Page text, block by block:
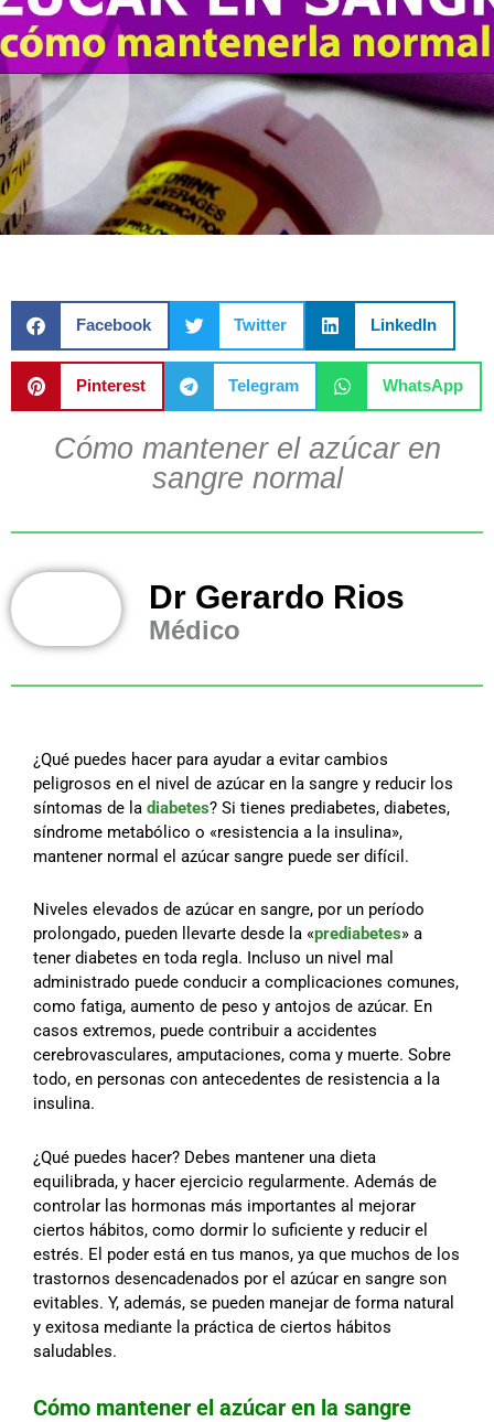
Facebook Twitter LinkedIn
Pinterest Telegram WhatsApp
Cómo mantener el azúcar en
sangre normal
Dr Gerardo Rios
Médico
¿Qué puedes hacer para ayudar a evitar cambios
peligrosos en el nivel de azúcar en la sangre y reducir los
síntomas de la diabetes? Si tienes prediabetes, diabetes,
síndrome metabólico o «resistencia a la insulina»,
mantener normal el azúcar sangre puede ser difícil.
Niveles elevados de azúcar en sangre, por un período
prolongado, pueden llevarte desde la «prediabetes» a
tener diabetes en toda regla. Incluso un nivel mal
administrado puede conducir a complicaciones comunes,
como fatiga, aumento de peso y antojos de azúcar. En
casos extremos, puede contribuir a accidentes
cerebrovasculares, amputaciones, coma y muerte. Sobre
todo, en personas con antecedentes de resistencia a la
insulina.
¿Qué puedes hacer? Debes mantener una dieta
equilibrada, y hacer ejercicio regularmente. Además de
controlar las hormonas más importantes al mejorar
ciertos hábitos, como dormir lo suficiente y reducir el
estrés. El poder está en tus manos, ya que muchos de los
trastornos desencadenados por el azúcar en sangre son
evitables. Y, además, se pueden manejar de forma natural
y exitosa mediante la práctica de ciertos hábitos
saludables.
Cómo mantener el azúcar en la sangre